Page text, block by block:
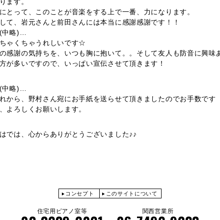
とって、このことが音楽をする上で一番、力になります。
て、岩元さんと前田さんには本当に感謝感謝です！！
中略)…
ゃくちゃうれしいです☆
感謝の気持ちを、いつも胸に抱いて。。そして友人も防音に興味
が多いですので、いっぱい宣伝させて頂きます！
中略)…
から、野村さん宛にお手紙を送らせて頂きましたのでお手数です
よろしくお願いします。
では、心からありがとうございました♪♪
コンセプト このサイトについて
住宅用ピアノ室等 関西営業所